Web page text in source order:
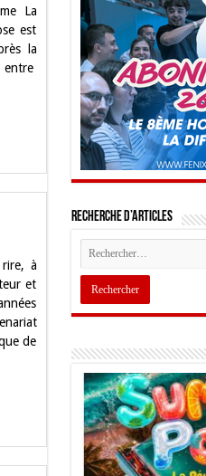
La
est
la
à
et
de
Recherche d’articles